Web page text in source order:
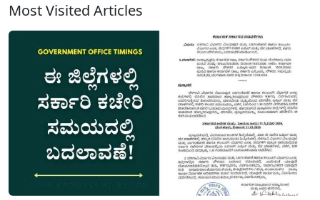
Most Visited Articles